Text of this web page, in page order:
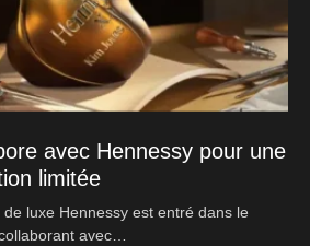
avec Hennessy pour une
limitée
luxe Hennessy est entré dans le
avec…